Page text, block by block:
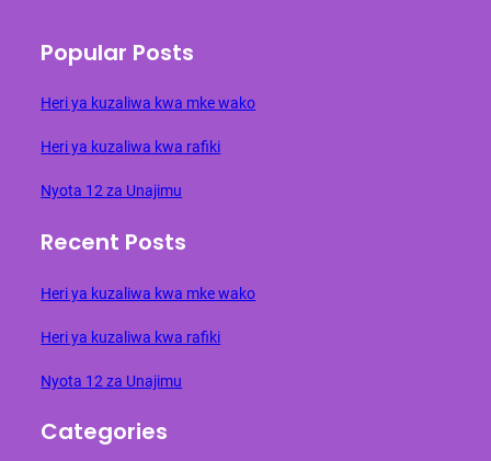
Popular Posts
Heri ya kuzaliwa kwa mke wako
Heri ya kuzaliwa kwa rafiki
Nyota 12 za Unajimu
Recent Posts
Heri ya kuzaliwa kwa mke wako
Heri ya kuzaliwa kwa rafiki
Nyota 12 za Unajimu
Categories